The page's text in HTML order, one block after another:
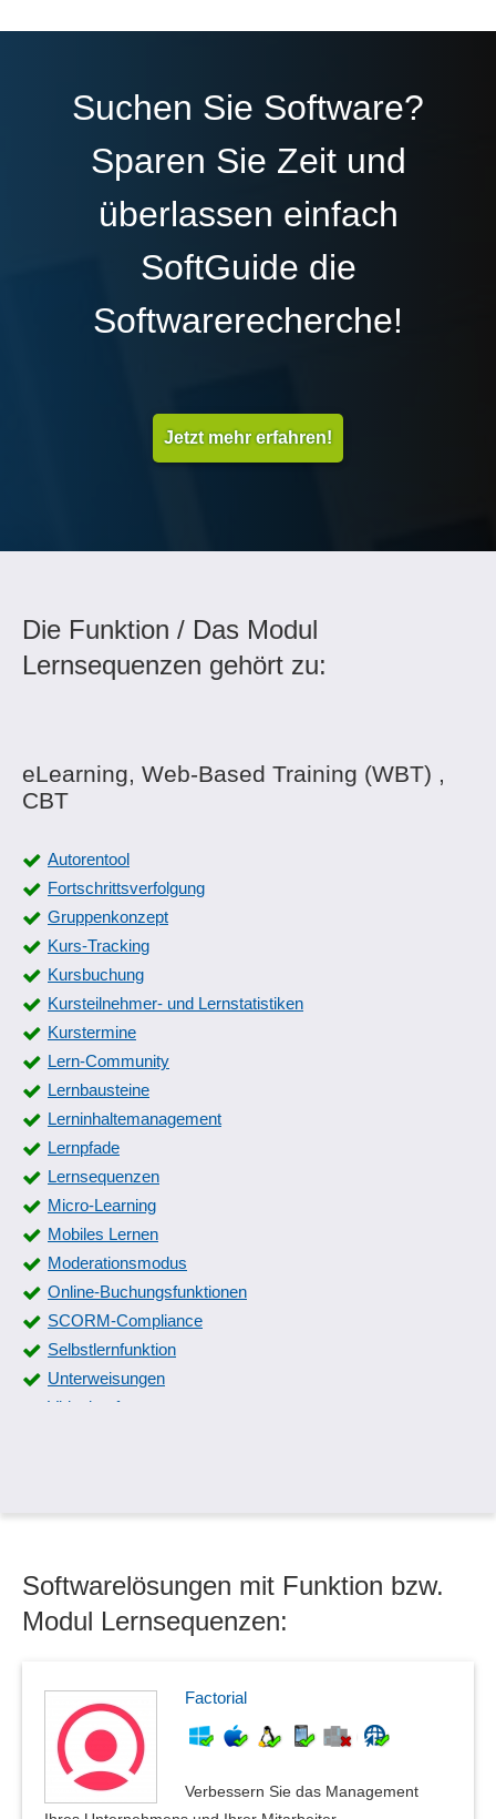
Suchen Sie Software?
Sparen Sie Zeit und
überlassen einfach
SoftGuide die
Softwarerecherche!
Jetzt mehr erfahren!
Die Funktion / Das Modul
Lernsequenzen gehört zu:
eLearning, Web-Based Training (WBT) ,
CBT
Autorentool
Fortschrittsverfolgung
Gruppenkonzept
Kurs-Tracking
Kursbuchung
Kursteilnehmer- und Lernstatistiken
Kurstermine
Lern-Community
Lernbausteine
Lerninhaltemanagement
Lernpfade
Lernsequenzen
Micro-Learning
Mobiles Lernen
Moderationsmodus
Online-Buchungsfunktionen
SCORM-Compliance
Selbstlernfunktion
Unterweisungen
Videokonferenz
Softwarelösungen mit Funktion bzw.
Modul Lernsequenzen:
Factorial
Verbessern Sie das Management